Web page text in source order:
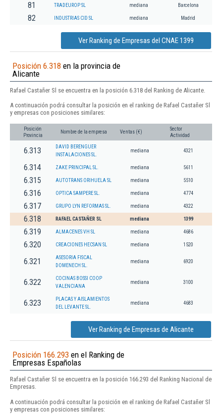
81 TRADEUROP SL mediana Barcelona
82 INDUSTRIAS CID SL mediana Madrid
Ver Ranking de Empresas del CNAE 1399
Posición 6.318 en la provincia de
Alicante
Rafael Castañer Sl se encuentra en la posición 6.318 del Ranking de Alicante.
A continuación podrá consultar la posición en el ranking de Rafael Castañer Sl
y empresas con posiciones similares:
Posición
Provincia
Nombre de la empresa Ventas (€)
Sector
Actividad
6.313
DAVID BERENGUER
INSTALACIONES SL.
mediana 4321
6.314 ZAKE PRINCIPAL SL. mediana 5611
6.315 AUTOTRANS ORIHUELA SL mediana 5510
6.316 OPTICA SAMPERE SL. mediana 4774
6.317 GRUPO LYN REFORMAS SL. mediana 4322
6.318 RAFAEL CASTAÑER SL mediana 1399
6.319 ALMACENES VH SL mediana 4686
6.320 CREACIONES HECSAN SL mediana 1520
6.321
ASESORIA FISCAL
DOMENECH SL.
mediana 6920
6.322
COCINAS BOSSI COOP
VALENCIANA
mediana 3100
6.323
PLACAS Y AISLAMIENTOS
DEL LEVANTE SL.
mediana 4683
Ver Ranking de Empresas de Alicante
Posición 166.293 en el Ranking de
Empresas Españolas
Rafael Castañer Sl se encuentra en la posición 166.293 del Ranking Nacional de
Empresas.
A continuación podrá consultar la posición en el ranking de Rafael Castañer Sl
y empresas con posiciones similares: